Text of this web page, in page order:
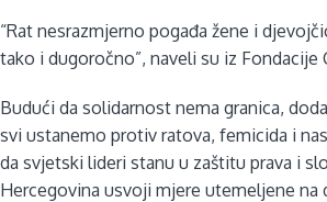
“Rat nesrazmjerno pogađa žene i
tako i dugoročno”, naveli su iz Fondacije
Budući da solidarnost nema granica,
svi ustanemo protiv ratova, femicida i
da svjetski lideri stanu u zaštitu prava i
Hercegovina usvoji mjere utemeljene na